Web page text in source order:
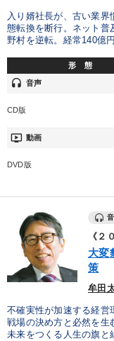
リーダーの器量を学ぶ
テーマ
井上和弘の財務力UP
歴史・古典に学ぶ実務
業種
製造業 卸売・小
IT・サービス・金融業
入り婿社長が、古い業
態転換を断行。ネット普
野村を逆転。経常140億
形 態
headset 音声
CD版
ondemand_video 動画
DVD版
《２
大変
策
牟田
不確実性が加速する経営
戦場の決め方と必然を生
未来をつくる人生の旗と